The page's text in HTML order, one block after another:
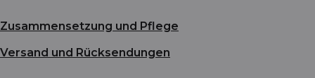
Zusammensetzung und Pflege
Versand und Rücksendungen